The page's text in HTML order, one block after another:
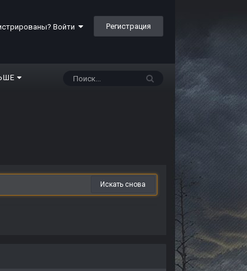
Войти Регистрация
Искать снова